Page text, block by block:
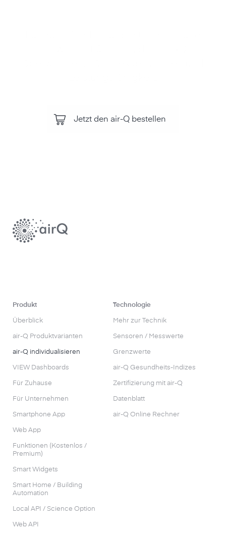
Jetzt den air-Q bestellen
Produkt
Überblick
air-Q Produktvarianten
air-Q individualisieren
VIEW Dashboards
Für Zuhause
Für Unternehmen
Smartphone App
Web App
Funktionen (Kostenlos /
Premium)
Smart Widgets
Smart Home / Building
Automation
Local API / Science Option
Web API
Technologie
Mehr zur Technik
Sensoren / Messwerte
Grenzwerte
air-Q Gesundheits-Indizes
Zertifizierung mit air-Q
Datenblatt
air-Q Online Rechner